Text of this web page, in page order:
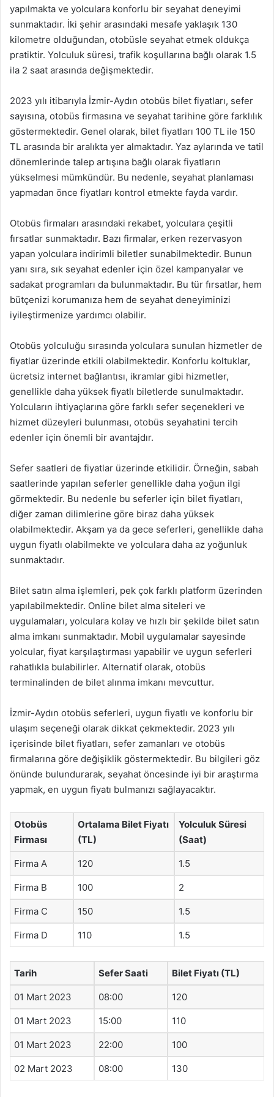
yapılmakta ve yolculara konforlu bir seyahat deneyimi
sunmaktadır. İki şehir arasındaki mesafe yaklaşık 130
kilometre olduğundan, otobüsle seyahat etmek oldukça
pratiktir. Yolculuk süresi, trafik koşullarına bağlı olarak 1.5
ila 2 saat arasında değişmektedir.
2023 yılı itibarıyla İzmir-Aydın otobüs bilet fiyatları, sefer
sayısına, otobüs firmasına ve seyahat tarihine göre farklılık
göstermektedir. Genel olarak, bilet fiyatları 100 TL ile 150
TL arasında bir aralıkta yer almaktadır. Yaz aylarında ve tatil
dönemlerinde talep artışına bağlı olarak fiyatların
yükselmesi mümkündür. Bu nedenle, seyahat planlaması
yapmadan önce fiyatları kontrol etmekte fayda vardır.
Otobüs firmaları arasındaki rekabet, yolculara çeşitli
fırsatlar sunmaktadır. Bazı firmalar, erken rezervasyon
yapan yolculara indirimli biletler sunabilmektedir. Bunun
yanı sıra, sık seyahat edenler için özel kampanyalar ve
sadakat programları da bulunmaktadır. Bu tür fırsatlar, hem
bütçenizi korumanıza hem de seyahat deneyiminizi
iyileştirmenize yardımcı olabilir.
Otobüs yolculuğu sırasında yolculara sunulan hizmetler de
fiyatlar üzerinde etkili olabilmektedir. Konforlu koltuklar,
ücretsiz internet bağlantısı, ikramlar gibi hizmetler,
genellikle daha yüksek fiyatlı biletlerde sunulmaktadır.
Yolcuların ihtiyaçlarına göre farklı sefer seçenekleri ve
hizmet düzeyleri bulunması, otobüs seyahatini tercih
edenler için önemli bir avantajdır.
Sefer saatleri de fiyatlar üzerinde etkilidir. Örneğin, sabah
saatlerinde yapılan seferler genellikle daha yoğun ilgi
görmektedir. Bu nedenle bu seferler için bilet fiyatları,
diğer zaman dilimlerine göre biraz daha yüksek
olabilmektedir. Akşam ya da gece seferleri, genellikle daha
uygun fiyatlı olabilmekte ve yolculara daha az yoğunluk
sunmaktadır.
Bilet satın alma işlemleri, pek çok farklı platform üzerinden
yapılabilmektedir. Online bilet alma siteleri ve
uygulamaları, yolculara kolay ve hızlı bir şekilde bilet satın
alma imkanı sunmaktadır. Mobil uygulamalar sayesinde
yolcular, fiyat karşılaştırması yapabilir ve uygun seferleri
rahatlıkla bulabilirler. Alternatif olarak, otobüs
terminalinden de bilet alınma imkanı mevcuttur.
İzmir-Aydın otobüs seferleri, uygun fiyatlı ve konforlu bir
ulaşım seçeneği olarak dikkat çekmektedir. 2023 yılı
içerisinde bilet fiyatları, sefer zamanları ve otobüs
firmalarına göre değişiklik göstermektedir. Bu bilgileri göz
önünde bulundurarak, seyahat öncesinde iyi bir araştırma
yapmak, en uygun fiyatı bulmanızı sağlayacaktır.
Otobüs
Firması
Ortalama Bilet Fiyatı
(TL)
Yolculuk Süresi
(Saat)
Firma A 120 1.5
Firma B 100 2
Firma C 150 1.5
Firma D 110 1.5
Tarih Sefer Saati Bilet Fiyatı (TL)
01 Mart 2023 08:00 120
01 Mart 2023 15:00 110
01 Mart 2023 22:00 100
02 Mart 2023 08:00 130